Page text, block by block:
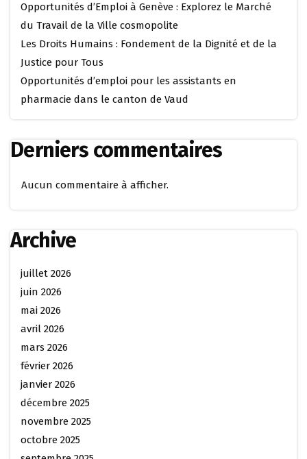
Opportunités d’Emploi à Genève : Explorez le Marché
du Travail de la Ville cosmopolite
Les Droits Humains : Fondement de la Dignité et de la
Justice pour Tous
Opportunités d’emploi pour les assistants en
pharmacie dans le canton de Vaud
Derniers commentaires
Aucun commentaire à afficher.
Archive
juillet 2026
juin 2026
mai 2026
avril 2026
mars 2026
février 2026
janvier 2026
décembre 2025
novembre 2025
octobre 2025